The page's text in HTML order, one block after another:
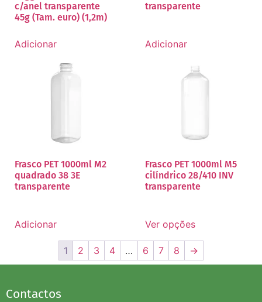
c/anel transparente
45g (Tam. euro) (1,2m)
Adicionar
transparente
Adicionar
Frasco PET 1000ml M2
quadrado 38 3E
transparente
Adicionar
Frasco PET 1000ml M5
cilíndrico 28/410 INV
transparente
Ver opções
1 2 3 4 … 6 7 8 →
Contactos